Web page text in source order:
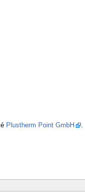
Plustherm Point GmbH